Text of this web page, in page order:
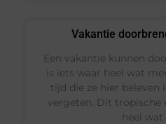
Vakantie
Een vakantie kunnen
is iets waar heel wat
tijd die ze hier beleven
vergeten. Dit tropische
heel wat